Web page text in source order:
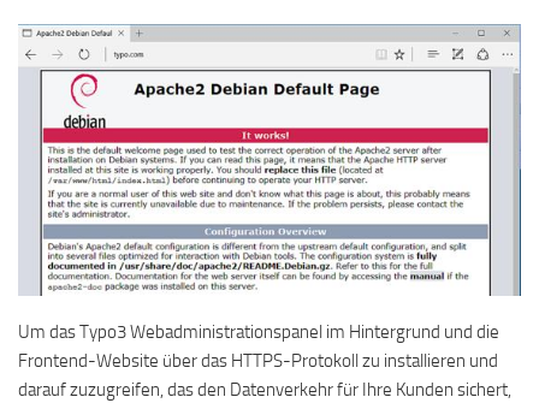
Um das Typo3 Webadministrationspanel im Hintergrund und die
Frontend-Website über das HTTPS-Protokoll zu installieren und
darauf zuzugreifen, das den Datenverkehr für Ihre Kunden sichert,